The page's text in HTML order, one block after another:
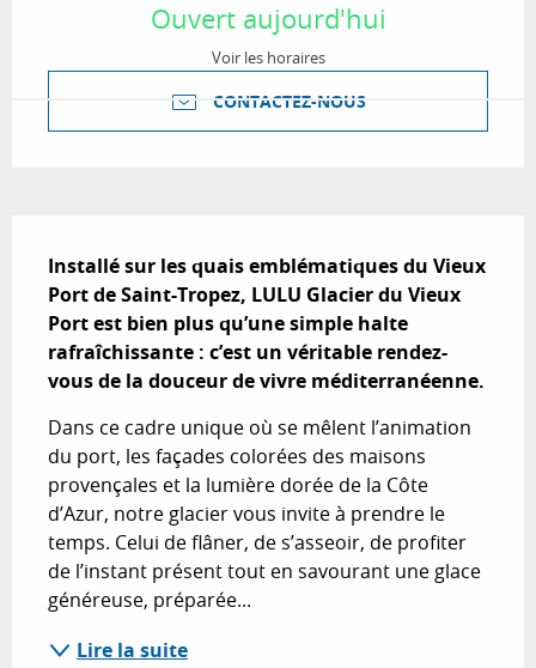
Ouvert aujourd'hui
Voir les horaires
CONTACTEZ-NOUS
Installé sur les quais emblématiques du Vieux
Port de Saint-Tropez, LULU Glacier du Vieux
Port est bien plus qu’une simple halte
rafraîchissante : c’est un véritable rendez-
vous de la douceur de vivre méditerranéenne.
Dans ce cadre unique où se mêlent l’animation
du port, les façades colorées des maisons
provençales et la lumière dorée de la Côte
d’Azur, notre glacier vous invite à prendre le
temps. Celui de flâner, de s’asseoir, de profiter
de l’instant présent tout en savourant une glace
généreuse, préparée...
Lire la suite